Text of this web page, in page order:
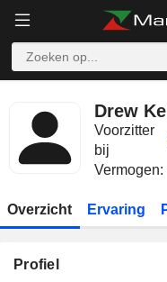
Drew
Voorzitter
bij
Overzicht Ervaring
Profiel